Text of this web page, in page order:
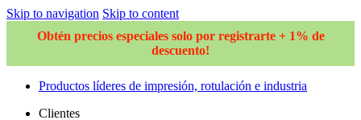
Skip to navigation Skip to content
Obtén precios especiales solo por registrarte + 1% de
descuento!
Productos líderes de impresión, rotulación e industria
Clientes